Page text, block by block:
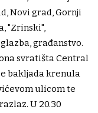
Novi grad, Gornji
"Zrinski",
građanstvo.
svratišta Central
bakljada krenula
ulicom te
U 20.30